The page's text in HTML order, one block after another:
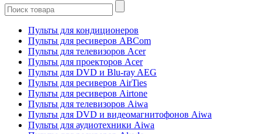
Пульты для кондиционеров
Пульты для ресиверов ABCom
Пульты для телевизоров Acer
Пульты для проекторов Acer
Пульты для DVD и Blu-ray AEG
Пульты для ресиверов AirTies
Пульты для ресиверов Airtone
Пульты для телевизоров Aiwa
Пульты для DVD и видеомагнитофонов Aiwa
Пульты для аудиотехники Aiwa